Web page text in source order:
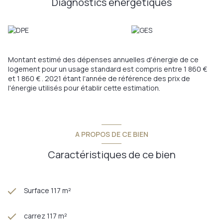
chauffée au gaz avec une chaudière De Dietrich à
informations sur les risques auxquels ce bien est exposé sont
disponibles sur le site 'Géorisques' du gouvernement :
demandes de renseignements complémentaires. Merci de
privilégier le téléphone et ne m'appeler que si vous disposez
d'une garantie ou un plan de financement récent.
Annonce proposée par un agent commercial
Montant estimé des dépenses annuelles d'énergie de ce
logement pour un usage standard est compris entre 1 860 €
et 1 860 € . 2021 étant l'année de référence des prix de
l'énergie utilisés pour établir cette estimation.
A PROPOS DE CE BIEN
Caractéristiques de ce bien
Surface 117 m²
carrez 117 m²